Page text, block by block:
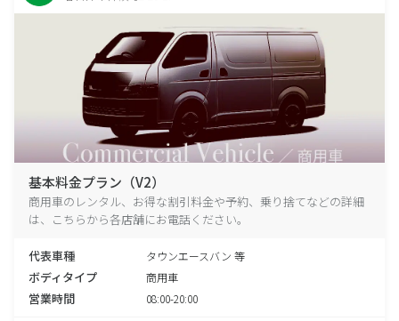
基本料金プラン（V2）
商用車のレンタル、お得な割引料金や予約、乗り捨てなどの詳細
は、こちらから各店舗にお電話ください。
代表車種 タウンエースバン 等
ボディタイプ 商用車
営業時間 08:00-20:00